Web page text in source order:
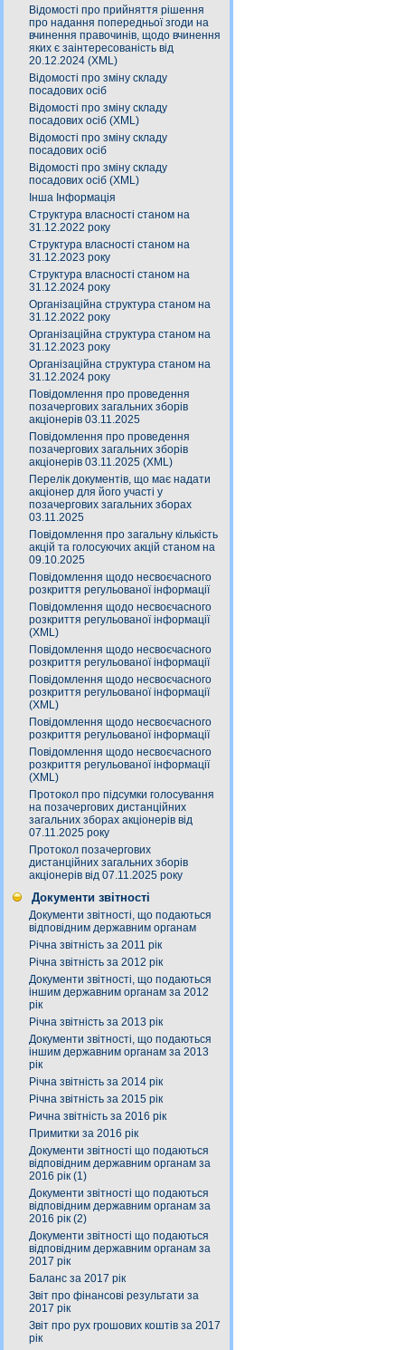
Відомості про прийняття рішення
про надання попередньої згоди на
вчинення правочинів, щодо вчинення
яких є заінтересованість від
20.12.2024 (XML)
Відомості про зміну складу
посадових осіб
Відомості про зміну складу
посадових осіб (XML)
Відомості про зміну складу
посадових осіб
Відомості про зміну складу
посадових осіб (XML)
Інша Інформація
Структура власності станом на
31.12.2022 року
Структура власності станом на
31.12.2023 року
Структура власності станом на
31.12.2024 року
Організаційна структура станом на
31.12.2022 року
Організаційна структура станом на
31.12.2023 року
Організаційна структура станом на
31.12.2024 року
Повідомлення про проведення
позачергових загальних зборів
акціонерів 03.11.2025
Повідомлення про проведення
позачергових загальних зборів
акціонерів 03.11.2025 (XML)
Перелік документів, що має надати
акціонер для його участі у
позачергових загальних зборах
03.11.2025
Повідомлення про загальну кількість
акцій та голосуючих акцій станом на
09.10.2025
Повідомлення щодо несвоєчасного
розкриття регульованої інформації
Повідомлення щодо несвоєчасного
розкриття регульованої інформації
(XML)
Повідомлення щодо несвоєчасного
розкриття регульованої інформації
Повідомлення щодо несвоєчасного
розкриття регульованої інформації
(XML)
Повідомлення щодо несвоєчасного
розкриття регульованої інформації
Повідомлення щодо несвоєчасного
розкриття регульованої інформації
(XML)
Протокол про підсумки голосування
на позачергових дистанційних
загальних зборах акціонерів від
07.11.2025 року
Протокол позачергових
дистанційних загальних зборів
акціонерів від 07.11.2025 року
Документи звітності
Документи звітності, що подаються
відповідним державним органам
Річна звітність за 2011 рік
Річна звітність за 2012 рік
Документи звітності, що подаються
іншим державним органам за 2012
рік
Річна звітність за 2013 рік
Документи звітності, що подаються
іншим державним органам за 2013
рік
Річна звітність за 2014 рік
Річна звітність за 2015 рік
Рична звітність за 2016 рік
Примитки за 2016 рік
Документи звітності що подаються
відповідним державним органам за
2016 рік (1)
Документи звітності що подаються
відповідним державним органам за
2016 рік (2)
Документи звітності що подаються
відповідним державним органам за
2017 рік
Баланс за 2017 рік
Звіт про фінансові результати за
2017 рік
Звіт про рух грошових коштів за 2017
рік